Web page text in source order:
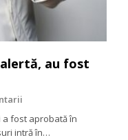
au fost
fost aprobată în
intră în…